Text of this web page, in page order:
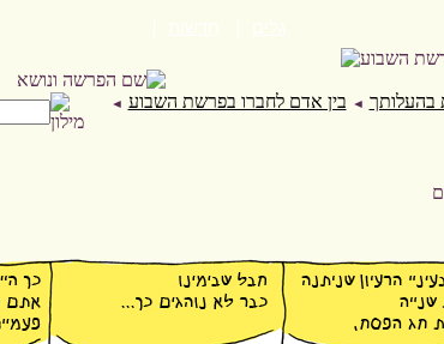
בהעלותך ◄ בין אדם לחברו בפרשת השבוע ◄